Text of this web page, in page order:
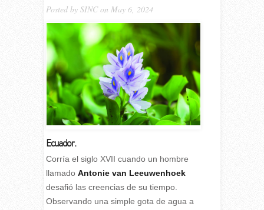
Posted by SINCon May 6, 2024
Ecuador.
Corría el siglo XVII cuando un hombre
llamado Antonie van Leeuwenhoek
desafió las creencias de su tiempo.
Observando una simple gota de agua a